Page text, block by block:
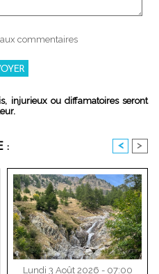
commentaires
injurieux ou diffamatoires seront
: < >
Lundi 3 Août 2026 - 07:00